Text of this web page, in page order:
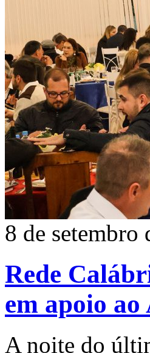
8 de setembro
Rede
em apoio
A noite do